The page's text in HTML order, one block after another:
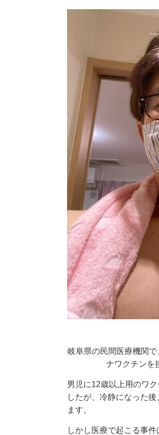
岐阜県の民間医療機関
ナワクチンを
男児に12歳以上用のワ
したが、冷静になった
ます。
しかし医療で起こる事